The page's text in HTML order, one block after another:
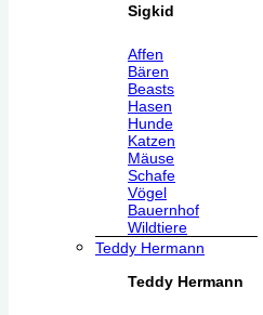
Sigkid
Affen
Bären
Beasts
Hasen
Hunde
Katzen
Mäuse
Schafe
Vögel
Bauernhof
Wildtiere
Teddy Hermann
Teddy Hermann